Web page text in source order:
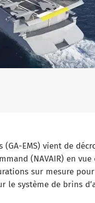
(GA-EMS) vient de
(NAVAIR) en
sur mesure
le système de brins